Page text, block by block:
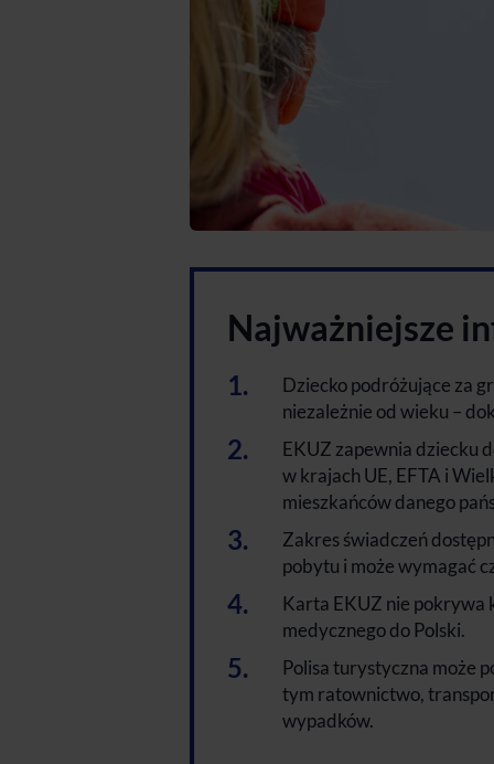
Najważniejsze
Dziecko podróżujące za
niezależnie od wieku –
EKUZ zapewnia dziecku
w krajach UE, EFTA i
mieszkańców danego
Zakres świadczeń
pobytu i może wymagać
Karta EKUZ nie pokrywa
medycznego do Polski.
Polisa turystyczna może
tym ratownictwo,
wypadków.